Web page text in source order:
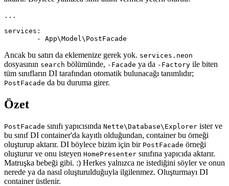
...
services:
Ancak bu satırı da eklemenize gerek yok. services.neon
dosyasının search bölümünde, -Facade ya da -Factory ile biten
tüm sınıfların DI tarafından otomatik bulunacağı tanımlıdır;
PostFacade da bu duruma girer.
Özet
PostFacade sınıfı yapıcısında Nette\Database\Explorer ister ve
bu sınıf DI container'da kayıtlı olduğundan, container bu örneği
oluşturup aktarır. DI böylece bizim için bir PostFacade örneği
oluşturur ve onu isteyen HomePresenter sınıfına yapıcıda aktarır.
Matruşka bebeği gibi. :) Herkes yalnızca ne istediğini söyler ve onun
nerede ya da nasıl oluşturulduğuyla ilgilenmez. Oluşturmayı DI
container üstlenir.